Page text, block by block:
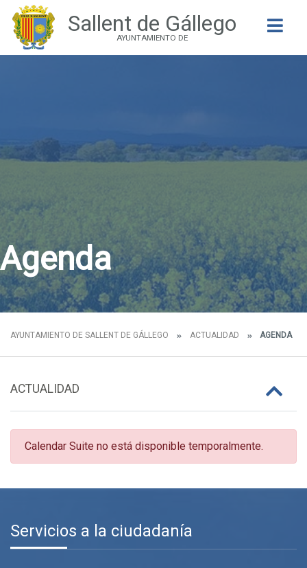
Sallent de Gállego
AYUNTAMIENTO DE
Buscar
Agenda
AYUNTAMIENTO DE SALLENT DE GÁLLEGO ACTUALIDAD AGENDA
ACTUALIDAD
Calendar Suite no está disponible temporalmente.
Servicios a la ciudadanía